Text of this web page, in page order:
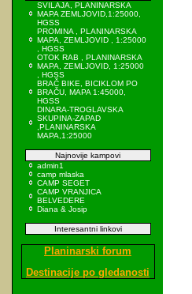
SVILAJA, PLANINARSKA
MAPA ZEMLJOVID,1:25000,
HGSS
PROMINA , PLANINARSKA
MAPA, ZEMLJOVID , 1:25000
, HGSS
OTOK RAB , PLANINARSKA
MAPA, ZEMLJOVID, 1:25000
, HGSS
BRAČ BIKE, BICIKLOM PO
BRAČU, MAPA 1:45000,
HGSS
DINARA-TROGLAVSKA
SKUPINA-ZAPAD
,PLANINARSKA
MAPA,1:25000
Najnovije kampovi
admin1
camp mlaska
CAMP SEGET
CAMP VRANJICA
BELVEDERE
Diana & Josip
Interesantni linkovi
Planinarski forum
Destinacije po gledanosti